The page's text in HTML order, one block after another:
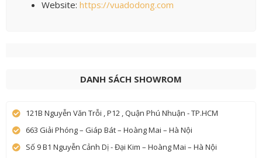
Website: https://vuadodong.com
DANH SÁCH SHOWROM
121B Nguyễn Văn Trỗi , P12 , Quận Phú Nhuận - TP.HCM
663 Giải Phóng – Giáp Bát – Hoàng Mai – Hà Nội
Số 9 B1 Nguyễn Cảnh Dị - Đại Kim – Hoàng Mai – Hà Nội